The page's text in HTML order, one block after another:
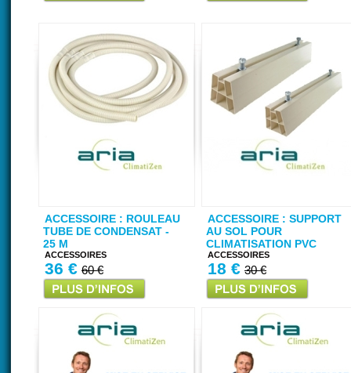
ACCESSOIRE : ROULEAU
TUBE DE CONDENSAT -
25 M
ACCESSOIRES
36 € 60 €
ACCESSOIRE : SUPPORT
AU SOL POUR
CLIMATISATION PVC
ACCESSOIRES
18 € 30 €